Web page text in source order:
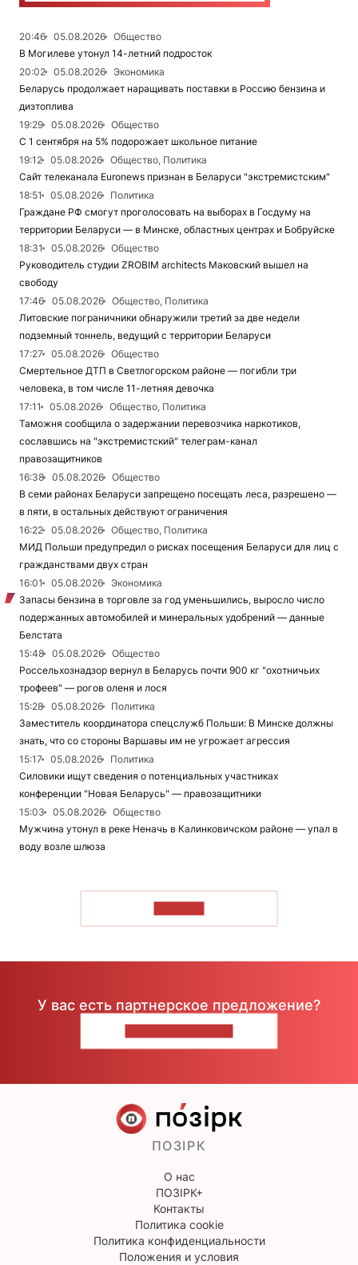
20:46 05.08.2026
Общество
В Могилеве утонул 14-летний подросток
20:02
05.08.2026
Экономика
Беларусь продолжает наращивать поставки в Россию бензина и
дизтоплива
19:29
05.08.2026
Общество
С 1 сентября на 5% подорожает школьное питание
19:12
05.08.2026
Общество, Политика
Сайт телеканала Euronews признан в Беларуси "экстремистским"
18:51
05.08.2026
Политика
Граждане РФ смогут проголосовать на выборах в Госдуму на
территории Беларуси — в Минске, областных центрах и Бобруйске
18:31
05.08.2026
Общество
Руководитель студии ZROBIM architects Маковский вышел на
свободу
17:46
05.08.2026
Общество, Политика
Литовские пограничники обнаружили третий за две недели
подземный тоннель, ведущий с территории Беларуси
17:27
05.08.2026
Общество
Смертельное ДТП в Светлогорском районе — погибли три
человека, в том числе 11-летняя девочка
17:11
05.08.2026
Общество, Политика
Таможня сообщила о задержании перевозчика наркотиков,
сославшись на "экстремистский" телеграм-канал
правозащитников
16:38
05.08.2026
Общество
В семи районах Беларуси запрещено посещать леса, разрешено —
в пяти, в остальных действуют ограничения
16:22
05.08.2026
Общество, Политика
МИД Польши предупредил о рисках посещения Беларуси для лиц с
гражданствами двух стран
16:01
05.08.2026
Экономика
Запасы бензина в торговле за год уменьшились, выросло число
подержанных автомобилей и минеральных удобрений — данные
Белстата
15:48
05.08.2026
Общество
Россельхознадзор вернул в Беларусь почти 900 кг "охотничьих
трофеев" — рогов оленя и лося
15:28
05.08.2026
Политика
Заместитель координатора спецслужб Польши: В Минске должны
знать, что со стороны Варшавы им не угрожает агрессия
15:17
05.08.2026
Политика
Силовики ищут сведения о потенциальных участниках
конференции "Новая Беларусь" — правозащитники
15:03
05.08.2026
Общество
Мужчина утонул в реке Неначь в Калинковичском районе — упал в
воду возле шлюза
У вас есть партнерское предложение?
ПОЗІРК
О нас
ПОЗІРК+
Контакты
Политика cookie
Политика конфиденциальности
Положения и условия